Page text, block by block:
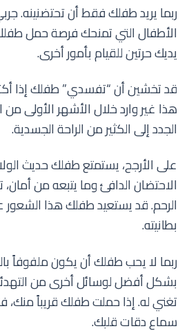
ربما يريد طفلك فقط أن تحتضنينه.
الأطفال التي تمنحك فرصة حمل
يديك حرتين للقيام بأمور أخرى.
قد تخشين أن “تفسدي” طفلك إذا
هذا غير وارد خلال الأشهر الأولى من
الجدد إلى الكثير من الراحة الجسدية.
على الأرجح، يستمتع طفلك حديث
الاحتضان الدافئ وما يتبعه من
الرحم. قد يستعيد طفلك هذا
بطانيته.
ربما لا يحب طفلك أن يكون ملفوفاً
بشكل أفضل لوسائل أخرى من
تغني له. إذا حملت طفلك قريباً منك،
سماع دقات قلبك.